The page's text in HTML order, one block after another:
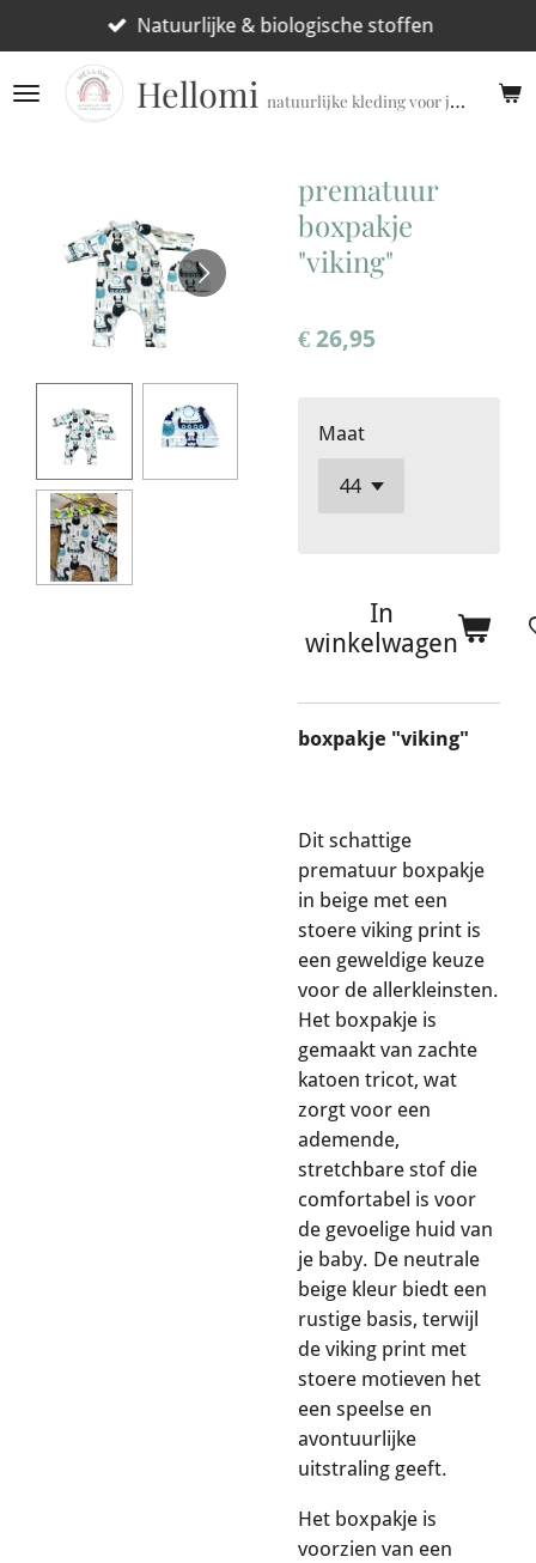
direct
naar
Hellomi natuurlijke kleding voor jouw prematuur!
Natuurlijke & biologische stoffen
prematuur
boxpakje
"viking"
€ 26,95
Maat
In
winkelwagen
boxpakje "viking"
Dit schattige
prematuur boxpakje
in beige met een
stoere viking print is
een geweldige keuze
voor de allerkleinsten.
Het boxpakje is
gemaakt van zachte
katoen tricot, wat
zorgt voor een
ademende,
stretchbare stof die
comfortabel is voor
de gevoelige huid van
je baby. De neutrale
beige kleur biedt een
rustige basis, terwijl
de viking print met
stoere motieven het
een speelse en
avontuurlijke
uitstraling geeft.
Het boxpakje is
voorzien van een